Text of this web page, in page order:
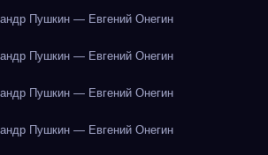
Пушкин — Евгений Онегин
Пушкин — Евгений Онегин
Пушкин — Евгений Онегин
Пушкин — Евгений Онегин